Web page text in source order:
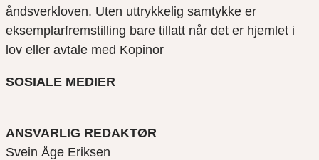
åndsverkloven. Uten uttrykkelig samtykke er
eksemplarfremstilling bare tillatt når det er hjemlet i
lov eller avtale med Kopinor
SOSIALE MEDIER
ANSVARLIG REDAKTØR
Svein Åge Eriksen